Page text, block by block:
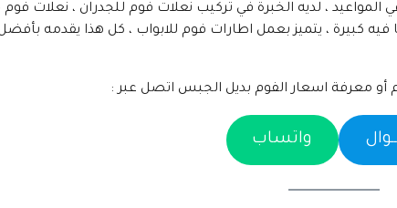
، لديه الخبرة في تركيب نعلات فوم للجدران ، نعلات فوم
كبيرة ، يتميز بعمل اطارات فوم للابواب ، كل هذا يقدمه
معرفة اسعار الفوم بديل الجبس اتصل عبر :
واتساب